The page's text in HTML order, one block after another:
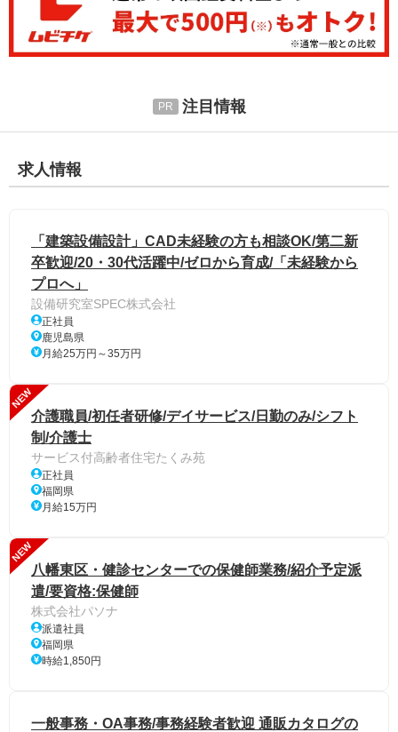
注目情報
求人情報
「建築設備設計」CAD未経験の方も相談OK/第二新
卒歓迎/20・30代活躍中/ゼロから育成/「未経験から
プロへ」
設備研究室SPEC株式会社
正社員
鹿児島県
月給25万円～35万円
NEW
介護職員/初任者研修/デイサービス/日勤のみ/シフト
制/介護士
サービス付高齢者住宅たくみ苑
正社員
福岡県
月給15万円
NEW
八幡東区・健診センターでの保健師業務/紹介予定派
遣/要資格:保健師
株式会社パソナ
派遣社員
福岡県
時給1,850円
一般事務・OA事務/事務経験者歓迎 通販カタログの